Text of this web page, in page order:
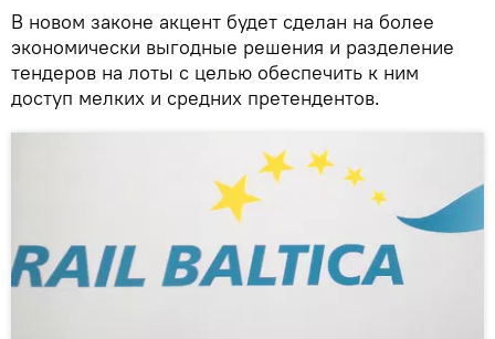
В новом законе акцент будет сделан на более
экономически выгодные решения и разделение
тендеров на лоты с целью обеспечить к ним
доступ мелких и средних претендентов.